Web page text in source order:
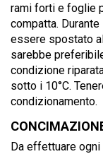
rami forti e foglie
compatta.
essere spostato
sarebbe
condizione
sotto i 10°C.
condizionamento.
Da effettuare